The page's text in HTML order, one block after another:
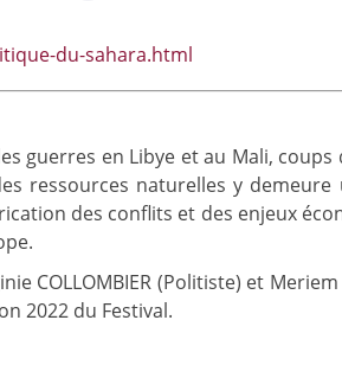
du-sahara.html
guerres en Libye et au Mali,
ressources naturelles y
des conflits et des enjeux
COLLOMBIER (Politiste) et
2022 du Festival.